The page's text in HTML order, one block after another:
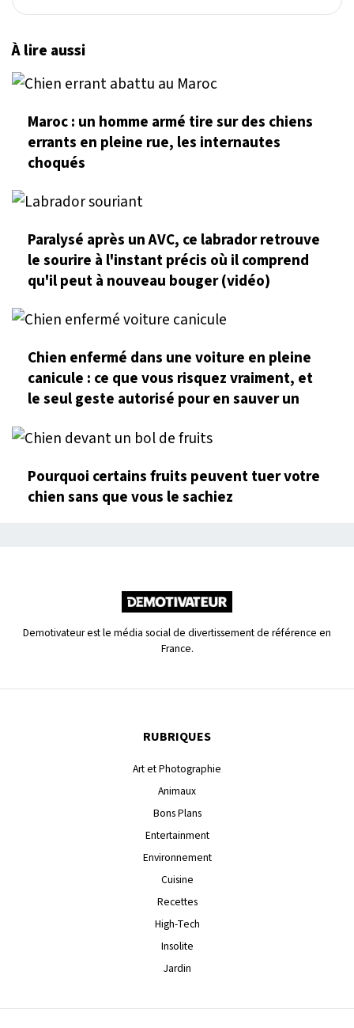
À lire aussi
Maroc : un homme armé tire sur des chiens
errants en pleine rue, les internautes
choqués
Paralysé après un AVC, ce labrador retrouve
le sourire à l'instant précis où il comprend
qu'il peut à nouveau bouger (vidéo)
Chien enfermé dans une voiture en pleine
canicule : ce que vous risquez vraiment, et
le seul geste autorisé pour en sauver un
Pourquoi certains fruits peuvent tuer votre
chien sans que vous le sachiez
Demotivateur est le média social de divertissement de référence en
France.
RUBRIQUES
Art et Photographie
Animaux
Bons Plans
Entertainment
Environnement
Cuisine
Recettes
High-Tech
Insolite
Jardin